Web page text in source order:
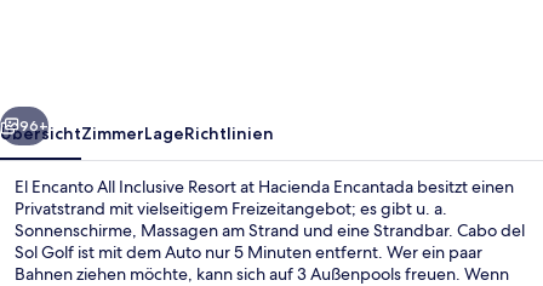
Hacienda
Encantada
Weiter
96+
ÜbersichtZimmerLageRichtlinien
El Encanto All Inclusive Resort at Hacienda Encantada besitzt einen
Privatstrand mit vielseitigem Freizeitangebot; es gibt u. a.
Sonnenschirme, Massagen am Strand und eine Strandbar. Cabo del
Sol Golf ist mit dem Auto nur 5 Minuten entfernt. Wer ein paar
Bahnen ziehen möchte, kann sich auf 3 Außenpools freuen. Wenn